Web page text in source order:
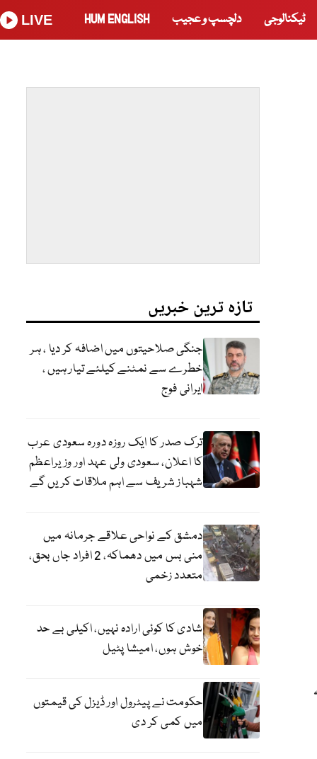
ٹیکنالوجی دلچسپ و عجیب HUM ENGLISH
LIVE
تازہ ترین خبریں
جنگی صلاحیتوں میں اضافہ کر دیا ، ہر
خطرے سے نمٹنے کیلئے تیار ہیں ،
ایرانی فوج
ترک صدر کا ایک روزہ دورہ سعودی عرب
کا اعلان، سعودی ولی عہد اور وزیراعظم
شہباز شریف سے اہم ملاقات کریں گے
دمشق کے نواحی علاقے جرمانہ میں
منی بس میں دھماکہ، 2 افراد جاں بحق،
متعدد زخمی
شادی کا کوئی ارادہ نہیں، اکیلی بے حد
خوش ہوں، امیشا پٹیل
حکومت نے پیٹرول اور ڈیزل کی قیمتوں
میں کمی کر دی